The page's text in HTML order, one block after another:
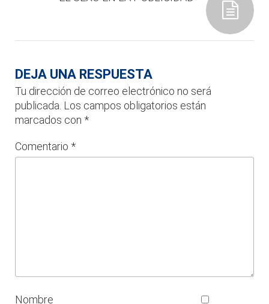
DEJA UNA RESPUESTA
Tu dirección de correo electrónico no será
publicada. Los campos obligatorios están
marcados con *
Comentario *
Nombre